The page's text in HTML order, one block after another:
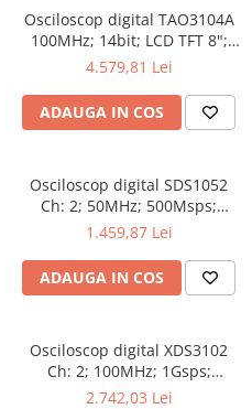
Osciloscop digital TAO3104A
100MHz; 14bit; LCD TFT 8";
Ch: 4; 1Gsps; 40Mpts care
4.579,81 Lei
ADAUGA IN COS
Osciloscop digital SDS1052
Ch: 2; 50MHz; 500Msps;
10kpts; LCD 7"S; ≤7ns avand
1.459,87 Lei
ADAUGA IN COS
Osciloscop digital XDS3102
Ch: 2; 100MHz; 1Gsps;
40Mpts; LCD TFT 8"; XDS ce
2.742,03 Lei